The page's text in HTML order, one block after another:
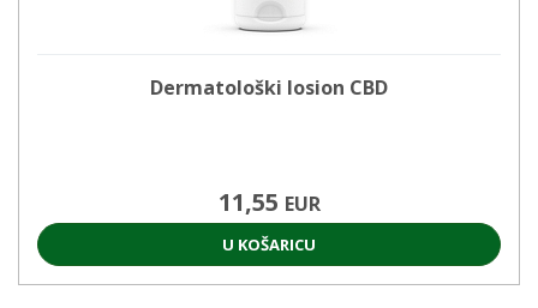
Dermatološki losion CBD
11,55 EUR
U KOŠARICU